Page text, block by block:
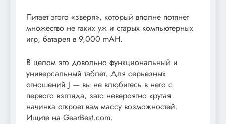
Питает этого «зверя», который вполне потянет
множество не таких уж и старых компьютерных
игр, батарея в 9,000 mAH.
В целом это довольно функциональный и
универсальный таблет. Для серьезных
отношений J — вы не влюбитесь в него с
первого взгляда, зато невероятно крутая
начинка откроет вам массу возможностей.
Ищите на GearBest.com.